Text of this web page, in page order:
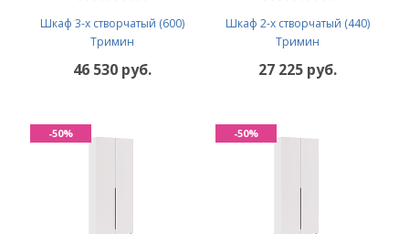
Шкаф 3-х створчатый (600)
Тримин
46 530 руб.
Шкаф 2-х створчатый (440)
Тримин
27 225 руб.
-50% -50%